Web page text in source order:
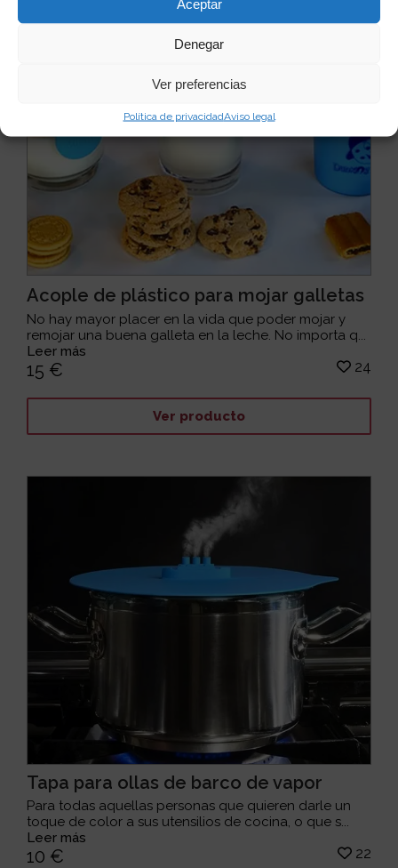
Aceptar
Denegar
Ver preferencias
Política de privacidadAviso legal
Acople de plástico para mojar galletas
No hay mayor placer en la vida que poder mojar y
remojar una buena galleta en la leche. No importa q...
Leer más
15 € 24
Ver producto
Tapa para ollas de barco de vapor
Para todas aquellas personas que quieren darle un
toque de color a sus utensilios de cocina, o que s...
Leer más
10 € 22